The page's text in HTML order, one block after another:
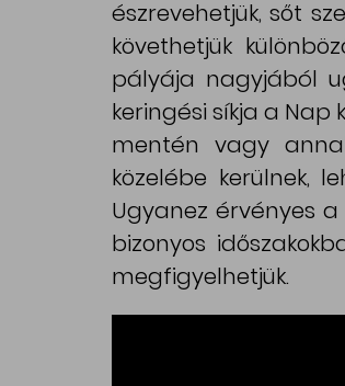
észrevehetjük, sőt
követhetjük
pályája nagyjából
keringési síkja a Nap
mentén vagy
közelébe kerülnek,
Ugyanez érvényes
bizonyos
megfigyelhetjük.